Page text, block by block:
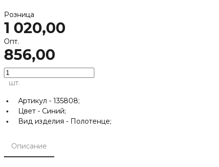
Розница
1 020,00
Опт.
856,00
шт.
Артикул - 135808;
Цвет - Синий;
Вид изделия - Полотенце;
Описание